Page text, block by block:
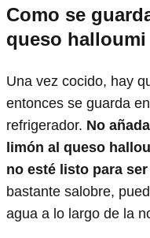
Como se
queso
Una vez cocido, hay
entonces se guarda
refrigerador. No
limón al queso
no esté listo para
bastante salobre,
agua a lo largo de la